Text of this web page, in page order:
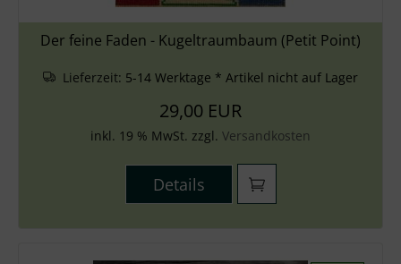
Der feine Faden - Kugeltraumbaum (Petit Point)
Lieferzeit: 5-14 Werktage * Artikel nicht auf Lager
29,00 EUR
inkl. 19 % MwSt. zzgl. Versandkosten
Details